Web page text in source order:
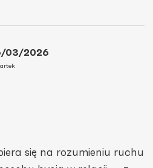
się na rozumieniu ruchu
03/2026